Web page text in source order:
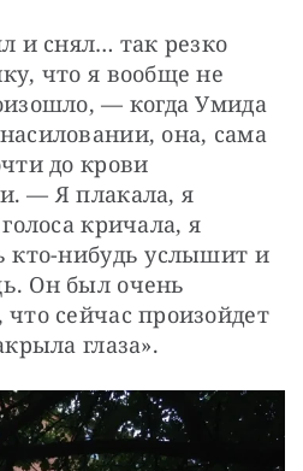
и снял… так резко
что я вообще не
— когда Умида
она, сама
до крови
— Я плакала, я
кричала, я
кто-нибудь услышит и
Он был очень
сейчас произойдет
глаза».